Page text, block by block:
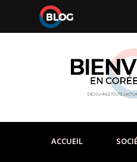
ACCUEIL